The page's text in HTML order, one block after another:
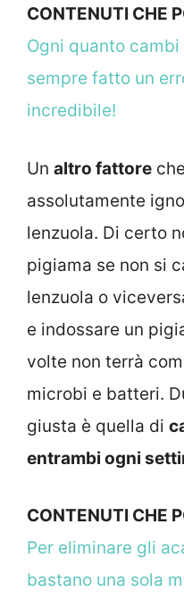
CONTENUTI CHE
Ogni quanto cambi
sempre fatto un
incredibile!
Un altro fattore
assolutamente
lenzuola. Di certo
pigiama se non si
lenzuola o
e indossare un
volte non terrà
microbi e batteri.
giusta è quella di
entrambi ogni
CONTENUTI CHE
Per eliminare gli
bastano una sola